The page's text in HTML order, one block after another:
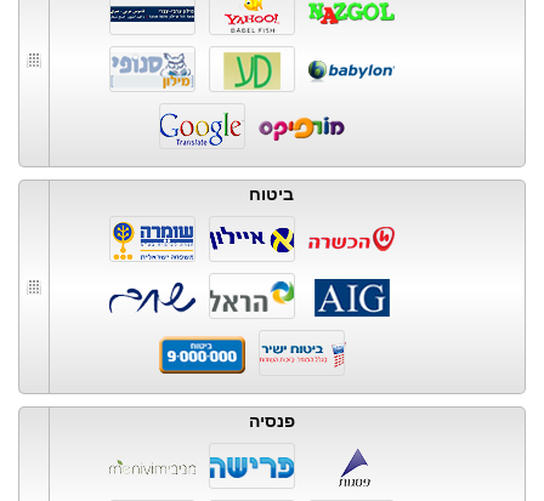
ביטוח
פנסיה